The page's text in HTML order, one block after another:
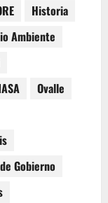
Historia
Ambiente
Ovalle
Gobierno